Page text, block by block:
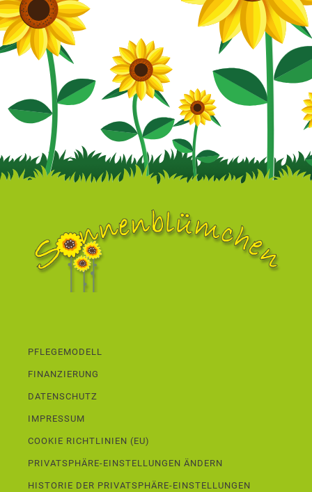
PFLEGEMODELL
FINANZIERUNG
DATENSCHUTZ
IMPRESSUM
COOKIE RICHTLINIEN (EU)
PRIVATSPHÄRE-EINSTELLUNGEN ÄNDERN
HISTORIE DER PRIVATSPHÄRE-EINSTELLUNGEN